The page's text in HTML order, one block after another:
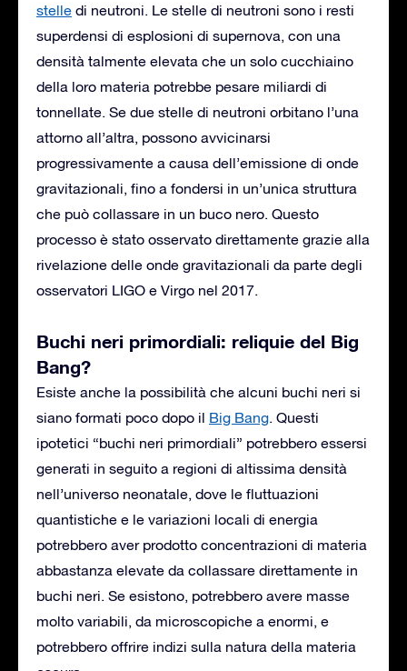
stelle di neutroni. Le stelle di neutroni sono i resti
superdensi di esplosioni di supernova, con una
densità talmente elevata che un solo cucchiaino
della loro materia potrebbe pesare miliardi di
tonnellate. Se due stelle di neutroni orbitano l’una
attorno all’altra, possono avvicinarsi
progressivamente a causa dell’emissione di onde
gravitazionali, fino a fondersi in un’unica struttura
che può collassare in un buco nero. Questo
processo è stato osservato direttamente grazie alla
rivelazione delle onde gravitazionali da parte degli
osservatori LIGO e Virgo nel 2017.
Buchi neri primordiali: reliquie del Big
Bang?
Esiste anche la possibilità che alcuni buchi neri si
siano formati poco dopo il Big Bang. Questi
ipotetici “buchi neri primordiali” potrebbero essersi
generati in seguito a regioni di altissima densità
nell’universo neonatale, dove le fluttuazioni
quantistiche e le variazioni locali di energia
potrebbero aver prodotto concentrazioni di materia
abbastanza elevate da collassare direttamente in
buchi neri. Se esistono, potrebbero avere masse
molto variabili, da microscopiche a enormi, e
potrebbero offrire indizi sulla natura della materia